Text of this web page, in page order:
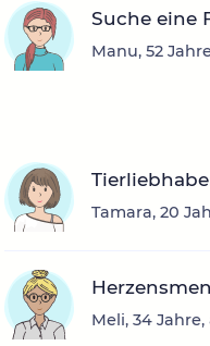
Suche eine
Manu, 52
Tamara, 20
Meli, 34